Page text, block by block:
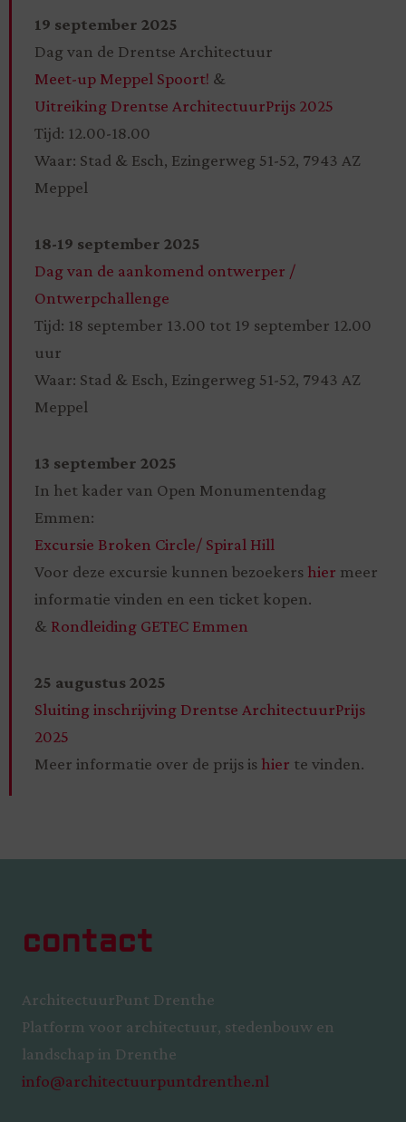
19 september 2025
Dag van de Drentse Architectuur
Meet-up Meppel Spoort! &
Uitreiking Drentse ArchitectuurPrijs 2025
Tijd: 12.00-18.00
Waar: Stad & Esch, Ezingerweg 51-52, 7943 AZ
Meppel
18-19 september 2025
Dag van de aankomend ontwerper /
Ontwerpchallenge
Tijd: 18 september 13.00 tot 19 september 12.00
uur
Waar: Stad & Esch, Ezingerweg 51-52, 7943 AZ
Meppel
13 september 2025
In het kader van Open Monumentendag
Emmen:
Excursie Broken Circle/ Spiral Hill
Voor deze excursie kunnen bezoekers hier meer
informatie vinden en een ticket kopen.
& Rondleiding GETEC Emmen
25 augustus 2025
Sluiting inschrijving Drentse ArchitectuurPrijs
2025
Meer informatie over de prijs is hier te vinden.
contact
ArchitectuurPunt Drenthe
Platform voor architectuur, stedenbouw en
landschap in Drenthe
info@architectuurpuntdrenthe.nl